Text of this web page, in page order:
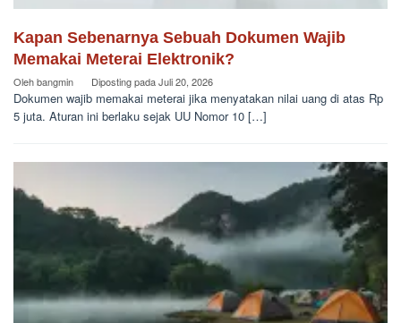
Kapan Sebenarnya Sebuah Dokumen Wajib
Memakai Meterai Elektronik?
Olehbangmin Diposting padaJuli 20, 2026
Dokumen wajib memakai meterai jika menyatakan nilai uang di atas Rp
5 juta. Aturan ini berlaku sejak UU Nomor 10 […]